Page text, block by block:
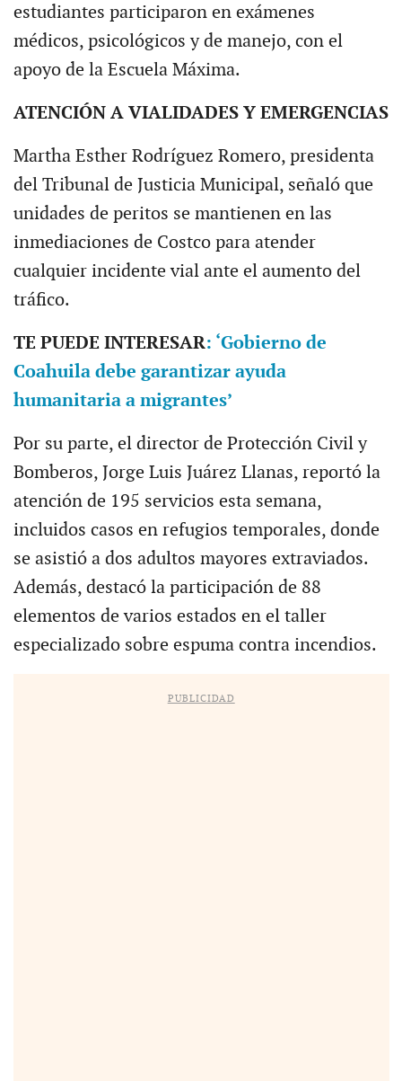
estudiantes participaron en exámenes
médicos, psicológicos y de manejo, con el
apoyo de la Escuela Máxima.
ATENCIÓN A VIALIDADES Y EMERGENCIAS
Martha Esther Rodríguez Romero, presidenta
del Tribunal de Justicia Municipal, señaló que
unidades de peritos se mantienen en las
inmediaciones de Costco para atender
cualquier incidente vial ante el aumento del
tráfico.
TE PUEDE INTERESAR: ‘Gobierno de
Coahuila debe garantizar ayuda
humanitaria a migrantes’
Por su parte, el director de Protección Civil y
Bomberos, Jorge Luis Juárez Llanas, reportó la
atención de 195 servicios esta semana,
incluidos casos en refugios temporales, donde
se asistió a dos adultos mayores extraviados.
Además, destacó la participación de 88
elementos de varios estados en el taller
especializado sobre espuma contra incendios.
PUBLICIDAD